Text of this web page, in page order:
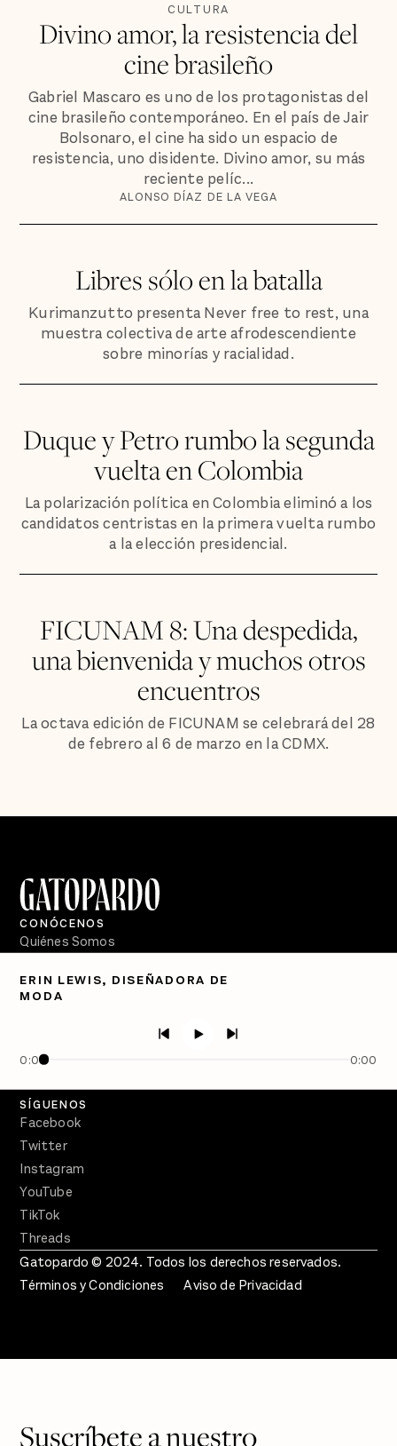
CULTURA
Divino amor, la resistencia del
cine brasileño
Gabriel Mascaro es uno de los protagonistas del
cine brasileño contemporáneo. En el país de Jair
Bolsonaro, el cine ha sido un espacio de
resistencia, uno disidente. Divino amor, su más
reciente pelíc...
ALONSO DÍAZ DE LA VEGA
Libres sólo en la batalla
Kurimanzutto presenta Never free to rest, una
muestra colectiva de arte afrodescendiente
sobre minorías y racialidad.
Duque y Petro rumbo la segunda
vuelta en Colombia
La polarización política en Colombia eliminó a los
candidatos centristas en la primera vuelta rumbo
a la elección presidencial.
FICUNAM 8: Una despedida,
una bienvenida y muchos otros
encuentros
La octava edición de FICUNAM se celebrará del 28
de febrero al 6 de marzo en la CDMX.
ERIN LEWIS, DISEÑADORA DE
MODA
0:00 0:00
CONÓCENOS
Quiénes Somos
PÓDCASTS
Crecer en Distopía
SÍGUENOS
Facebook
Twitter
Instagram
YouTube
TikTok
Threads
Gatopardo © 2024. Todos los derechos reservados.
Términos y Condiciones
Aviso de Privacidad
Suscríbete a nuestro